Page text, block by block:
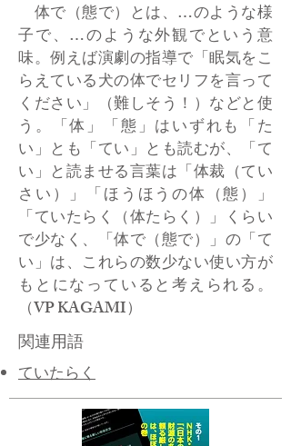
体で（態で）とは、…のような様
子で、…のような外観でという意
味。例えば演劇の指導で「眠気をこ
らえている犬の体でセリフを言って
ください」（難しそう！）などと使
う。「体」「態」はいずれも「た
い」とも「てい」とも読むが、「て
い」と読ませる言葉は「体裁（てい
さい）」「ほうほうの体（態）」
「ていたらく（体たらく）」くらい
で少なく、「体で（態で）」の「て
い」は、これらの数少ない使い方が
もとになっていると考えられる。
（VP KAGAMI）
関連用語
ていたらく